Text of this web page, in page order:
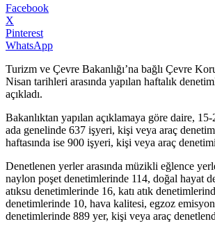
Facebook
X
Pinterest
WhatsApp
Turizm ve Çevre Bakanlığı’na bağlı Çevre
Nisan tarihleri arasında yapılan haftalık
açıkladı.
Bakanlıktan yapılan açıklamaya göre daire,
ada genelinde 637 işyeri, kişi veya araç
haftasında ise 900 işyeri, kişi veya araç
Denetlenen yerler arasında müzikli eğlence
naylon poşet denetimlerinde 114, doğal hayat
atıksu denetimlerinde 16, katı atık
denetimlerinde 10, hava kalitesi, egzoz
denetimlerinde 889 yer, kişi veya araç